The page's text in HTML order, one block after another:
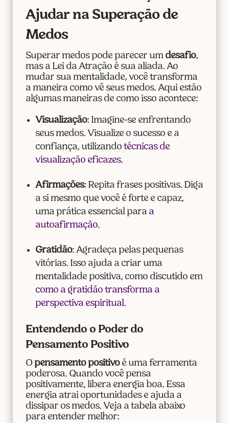
Ajudar na Superação de
Medos
Superar medos pode parecer um desafio,
mas a Lei da Atração é sua aliada. Ao
mudar sua mentalidade, você transforma
a maneira como vê seus medos. Aqui estão
algumas maneiras de como isso acontece:
Visualização: Imagine-se enfrentando
seus medos. Visualize o sucesso e a
confiança, utilizando técnicas de
visualização eficazes.
Afirmações: Repita frases positivas. Diga
a si mesmo que você é forte e capaz,
uma prática essencial para a
autoafirmação.
Gratidão: Agradeça pelas pequenas
vitórias. Isso ajuda a criar uma
mentalidade positiva, como discutido em
como a gratidão transforma a
perspectiva espiritual.
Entendendo o Poder do
Pensamento Positivo
O pensamento positivoé uma ferramenta
poderosa. Quando você pensa
positivamente, libera energia boa. Essa
energia atrai oportunidades e ajuda a
dissipar os medos. Veja a tabela abaixo
para entender melhor: